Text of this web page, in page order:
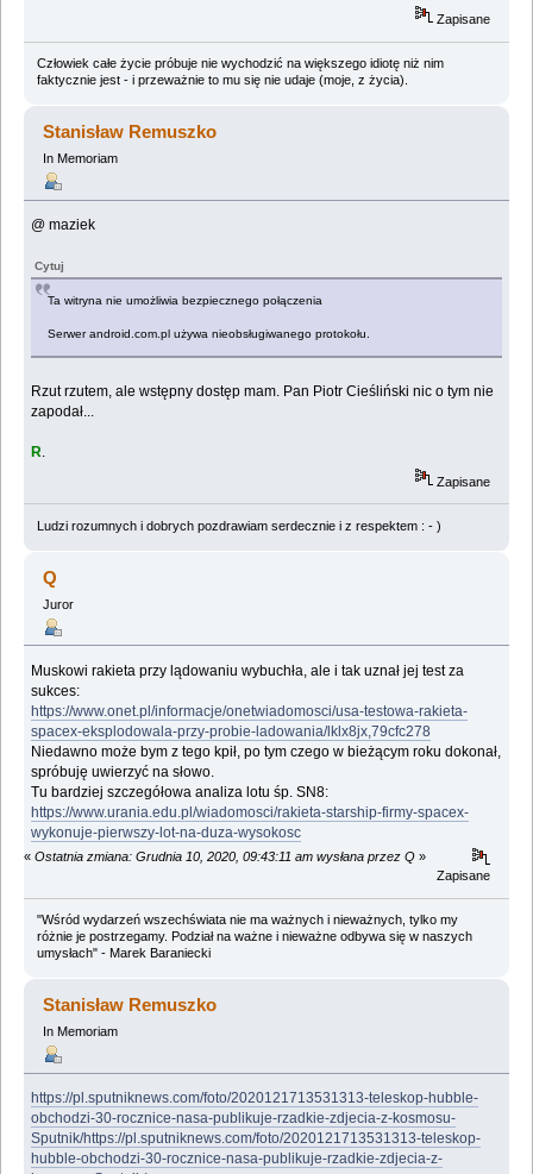
Zapisane
Człowiek całe życie próbuje nie wychodzić na większego idiotę niż nim
faktycznie jest - i przeważnie to mu się nie udaje (moje, z życia).
Stanisław Remuszko
In Memoriam
@ maziek
Cytuj
Ta witryna nie umożliwia bezpiecznego połączenia
Serwer android.com.pl używa nieobsługiwanego protokołu.
Rzut rzutem, ale wstępny dostęp mam. Pan Piotr Cieśliński nic o tym nie
zapodał...
R.
Zapisane
Ludzi rozumnych i dobrych pozdrawiam serdecznie i z respektem : - )
Q
Juror
Muskowi rakieta przy lądowaniu wybuchła, ale i tak uznał jej test za
sukces:
https://www.onet.pl/informacje/onetwiadomosci/usa-testowa-rakieta-
spacex-eksplodowala-przy-probie-ladowania/lklx8jx,79cfc278
Niedawno może bym z tego kpił, po tym czego w bieżącym roku dokonał,
spróbuję uwierzyć na słowo.
Tu bardziej szczegółowa analiza lotu śp. SN8:
https://www.urania.edu.pl/wiadomosci/rakieta-starship-firmy-spacex-
wykonuje-pierwszy-lot-na-duza-wysokosc
« Ostatnia zmiana: Grudnia 10, 2020, 09:43:11 am wysłana przez Q »
Zapisane
"Wśród wydarzeń wszechświata nie ma ważnych i nieważnych, tylko my
różnie je postrzegamy. Podział na ważne i nieważne odbywa się w naszych
umysłach" - Marek Baraniecki
Stanisław Remuszko
In Memoriam
https://pl.sputniknews.com/foto/2020121713531313-teleskop-hubble-
obchodzi-30-rocznice-nasa-publikuje-rzadkie-zdjecia-z-kosmosu-
Sputnik/https://pl.sputniknews.com/foto/2020121713531313-teleskop-
hubble-obchodzi-30-rocznice-nasa-publikuje-rzadkie-zdjecia-z-